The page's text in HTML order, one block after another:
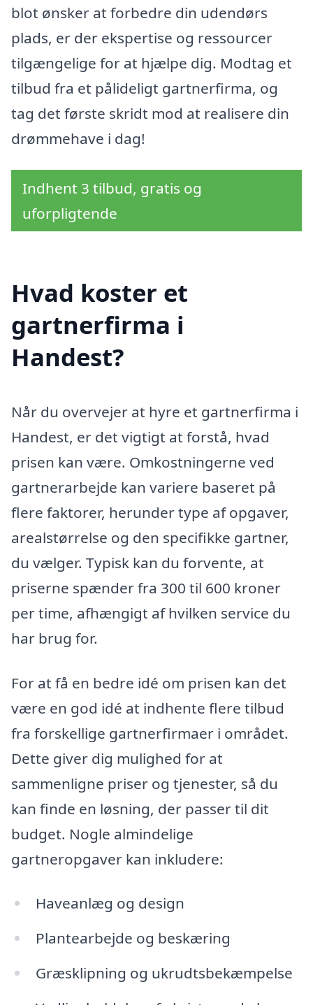
blot ønsker at forbedre din udendørs
plads, er der ekspertise og ressourcer
tilgængelige for at hjælpe dig. Modtag et
tilbud fra et pålideligt gartnerfirma, og
tag det første skridt mod at realisere din
drømmehave i dag!
Indhent 3 tilbud, gratis og
uforpligtende
Hvad koster et
gartnerfirma i
Handest?
Når du overvejer at hyre et gartnerfirma i
Handest, er det vigtigt at forstå, hvad
prisen kan være. Omkostningerne ved
gartnerarbejde kan variere baseret på
flere faktorer, herunder type af opgaver,
arealstørrelse og den specifikke gartner,
du vælger. Typisk kan du forvente, at
priserne spænder fra 300 til 600 kroner
per time, afhængigt af hvilken service du
har brug for.
For at få en bedre idé om prisen kan det
være en god idé at indhente flere tilbud
fra forskellige gartnerfirmaer i området.
Dette giver dig mulighed for at
sammenligne priser og tjenester, så du
kan finde en løsning, der passer til dit
budget. Nogle almindelige
gartneropgaver kan inkludere:
Haveanlæg og design
Plantearbejde og beskæring
Græsklipning og ukrudtsbekæmpelse